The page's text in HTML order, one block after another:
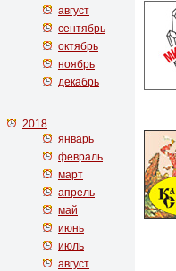
август
сентябрь
октябрь
ноябрь
декабрь
2018
январь
февраль
март
апрель
май
июнь
июль
август